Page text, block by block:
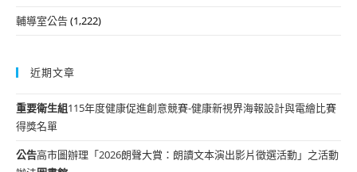
輔導室公告(1,222)
近期文章
重要衛生組115年度健康促進創意競賽-健康新視界海報設計與電繪比賽
得獎名單
公告高市圖辦理「2026朗聲大賞：朗讀文本演出影片徵選活動」之活動